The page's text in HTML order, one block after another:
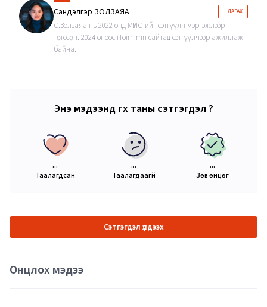
Сандэлгэр ЗОЛЗАЯА + ДАГАХ
С.Золзаяа нь 2022 онд МҮИС-ийг сэтгүүлч мэргэжлээр
төгссөн. 2024 оноос iToim.mn сайтад сэтгүүлчээр ажиллаж
байна.
Энэ мэдээнд өгөх таны сэтгэгдэл ?
...
Таалагдсан
...
Таалагдаагүй
...
Зөв өнцөг
Сэтгэгдэл үлдээх
Онцлох мэдээ